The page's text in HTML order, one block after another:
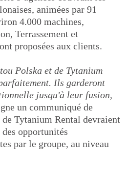
animées par 91
4.000 machines,
Terrassement et
proposées aux clients.
Polska et de Tytanium
Ils garderont
jusqu'à leur fusion,
un communiqué de
Tytanium Rental devraient
opportunités
par le groupe, au niveau